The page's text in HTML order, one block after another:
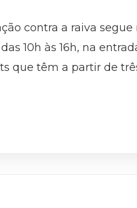
contra a raiva
10h às 16h, na
que têm a partir de